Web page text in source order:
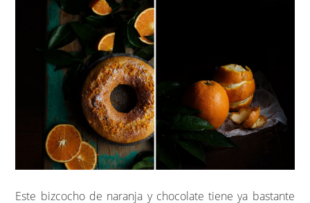
Este bizcocho de naranja y chocolate tiene ya bastante